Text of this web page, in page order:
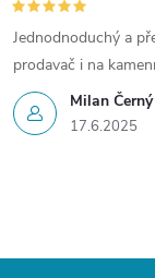
Milan Černý
17.6.2025
Jednodnoduchý a
prodavač i na